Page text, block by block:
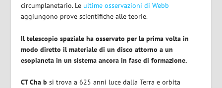
circumplanetario. Le ultime osservazioni di Webb
aggiungono prove scientifiche alle teorie.
Il telescopio spaziale ha osservato per la prima volta in
modo diretto il materiale di un disco attorno a un
esopianeta in un sistema ancora in fase di formazione.
CT Cha b si trova a 625 anni luce dalla Terra e orbita